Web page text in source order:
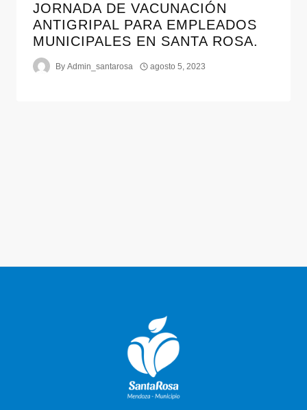
JORNADA DE VACUNACIÓN
ANTIGRIPAL PARA EMPLEADOS
MUNICIPALES EN SANTA ROSA.
By Admin_santarosa agosto 5, 2023